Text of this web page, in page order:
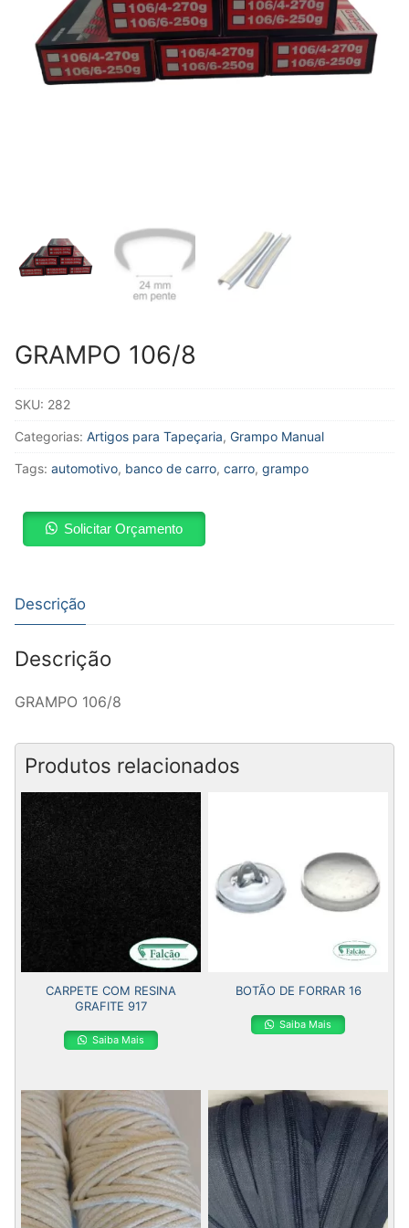
GRAMPO 106/8
SKU: 282
Categorias: Artigos para Tapeçaria, Grampo Manual
Tags: automotivo, banco de carro, carro, grampo
Solicitar Orçamento
Descrição
Descrição
GRAMPO 106/8
Produtos relacionados
CARPETE COM RESINA
GRAFITE 917
Saiba Mais
BOTÃO DE FORRAR 16
Saiba Mais